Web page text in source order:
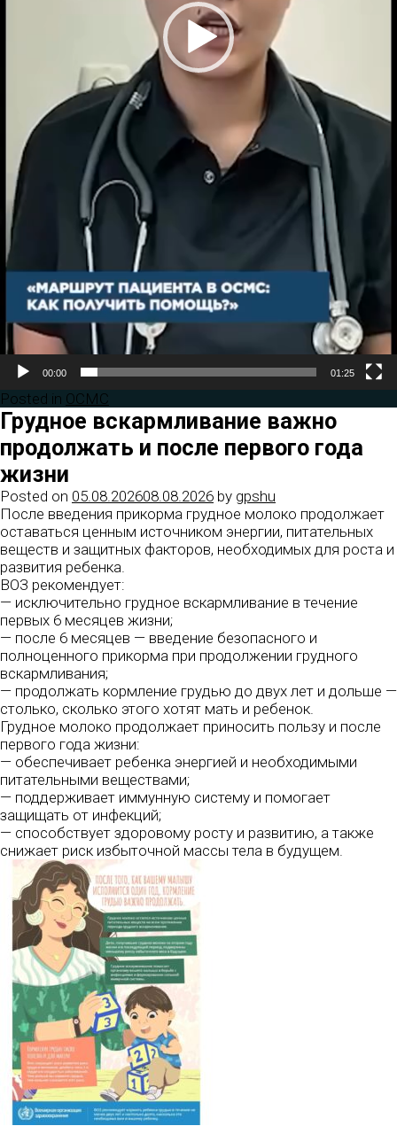
00:00 01:25
Posted in ОСМС
Грудное вскармливание важно
продолжать и после первого года
жизни
Posted on 05.08.202608.08.2026 by gpshu
После введения прикорма грудное молоко продолжает
оставаться ценным источником энергии, питательных
веществ и защитных факторов, необходимых для роста и
развития ребенка.
ВОЗ рекомендует:
— исключительно грудное вскармливание в течение
первых 6 месяцев жизни;
— после 6 месяцев — введение безопасного и
полноценного прикорма при продолжении грудного
вскармливания;
— продолжать кормление грудью до двух лет и дольше —
столько, сколько этого хотят мать и ребенок.
Грудное молоко продолжает приносить пользу и после
первого года жизни:
— обеспечивает ребенка энергией и необходимыми
питательными веществами;
— поддерживает иммунную систему и помогает
защищать от инфекций;
— способствует здоровому росту и развитию, а также
снижает риск избыточной массы тела в будущем.